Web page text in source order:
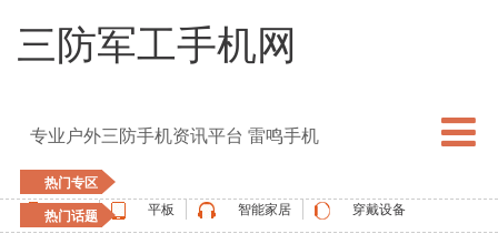
三防军工手机网
专业户外三防手机资讯平台 雷鸣手机
热门专区
手机
平板 智能家居 穿戴设备
热门话题